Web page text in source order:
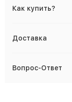
Как купить?
Доставка
Вопрос-Ответ